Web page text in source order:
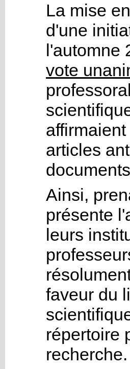
La mise
d'une
l'automne
vote
articles
Ainsi,
présente
leurs
faveur du
répertoire
recherche.